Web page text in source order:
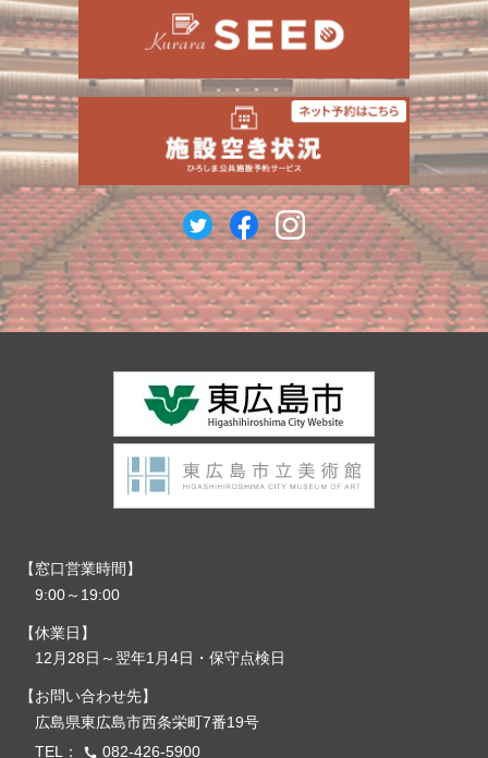
窓口営業時間
9:00～19:00
休業日
12月28日～翌年1月4日・保守点検日
お問い合わせ先
広島県東広島市西条栄町7番19号
TEL：
call 082-426-5900